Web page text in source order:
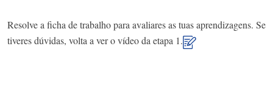
Resolve a ficha de trabalho para avaliares as tuas aprendizagens. Se
tiveres dúvidas, volta a ver o vídeo da etapa 1.